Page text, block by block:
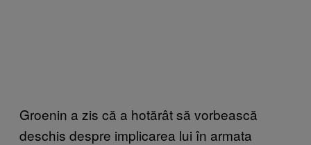
Groenin a zis că a hotărât să vorbească
deschis despre implicarea lui în armata